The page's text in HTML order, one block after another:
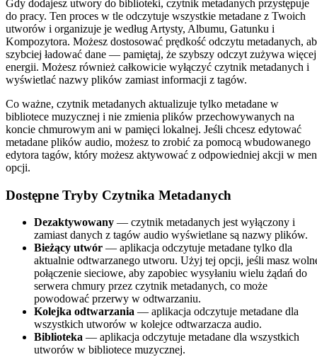
Gdy dodajesz utwory do biblioteki, czytnik metadanych przystępuje
do pracy. Ten proces w tle odczytuje wszystkie metadane z Twoich
utworów i organizuje je według Artysty, Albumu, Gatunku i
Kompozytora. Możesz dostosować prędkość odczytu metadanych,
szybciej ładować dane — pamiętaj, że szybszy odczyt zużywa więcej
energii. Możesz również całkowicie wyłączyć czytnik metadanych i
wyświetlać nazwy plików zamiast informacji z tagów.
Co ważne, czytnik metadanych aktualizuje tylko metadane w
bibliotece muzycznej i nie zmienia plików przechowywanych na
koncie chmurowym ani w pamięci lokalnej. Jeśli chcesz edytować
metadane plików audio, możesz to zrobić za pomocą wbudowanego
edytora tagów, który możesz aktywować z odpowiedniej akcji w
opcji.
Dostępne Tryby Czytnika Metadanych
Dezaktywowany — czytnik metadanych jest wyłączony i
zamiast danych z tagów audio wyświetlane są nazwy plików.
Bieżący utwór — aplikacja odczytuje metadane tylko dla
aktualnie odtwarzanego utworu. Użyj tej opcji, jeśli masz
połączenie sieciowe, aby zapobiec wysyłaniu wielu żądań do
serwera chmury przez czytnik metadanych, co może
powodować przerwy w odtwarzaniu.
Kolejka odtwarzania — aplikacja odczytuje metadane dla
wszystkich utworów w kolejce odtwarzacza audio.
Biblioteka — aplikacja odczytuje metadane dla wszystkich
utworów w bibliotece muzycznej.